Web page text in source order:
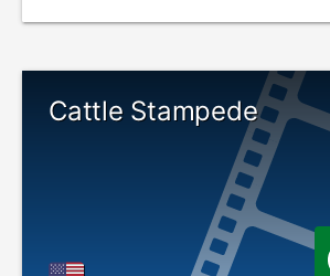
Cattle Stampede